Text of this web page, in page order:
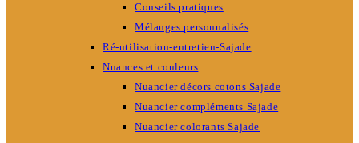
Conseils pratiques
Mélanges personnalisés
Ré-utilisation-entretien-Sajade
Nuances et couleurs
Nuancier décors cotons Sajade
Nuancier compléments Sajade
Nuancier colorants Sajade